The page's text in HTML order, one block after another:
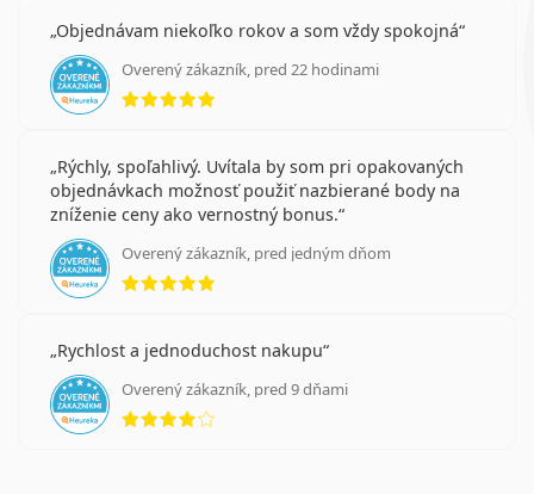
Objednávam niekoľko rokov a som vždy spokojná
Overený zákazník, pred 22 hodinami
hodnotenie 5 z 5
Rýchly, spoľahlivý. Uvítala by som pri opakovaných
objednávkach možnosť použiť nazbierané body na
zníženie ceny ako vernostný bonus.
Overený zákazník, pred jedným dňom
hodnotenie 5 z 5
Rychlost a jednoduchost nakupu
Overený zákazník, pred 9 dňami
hodnotenie 4 z 5